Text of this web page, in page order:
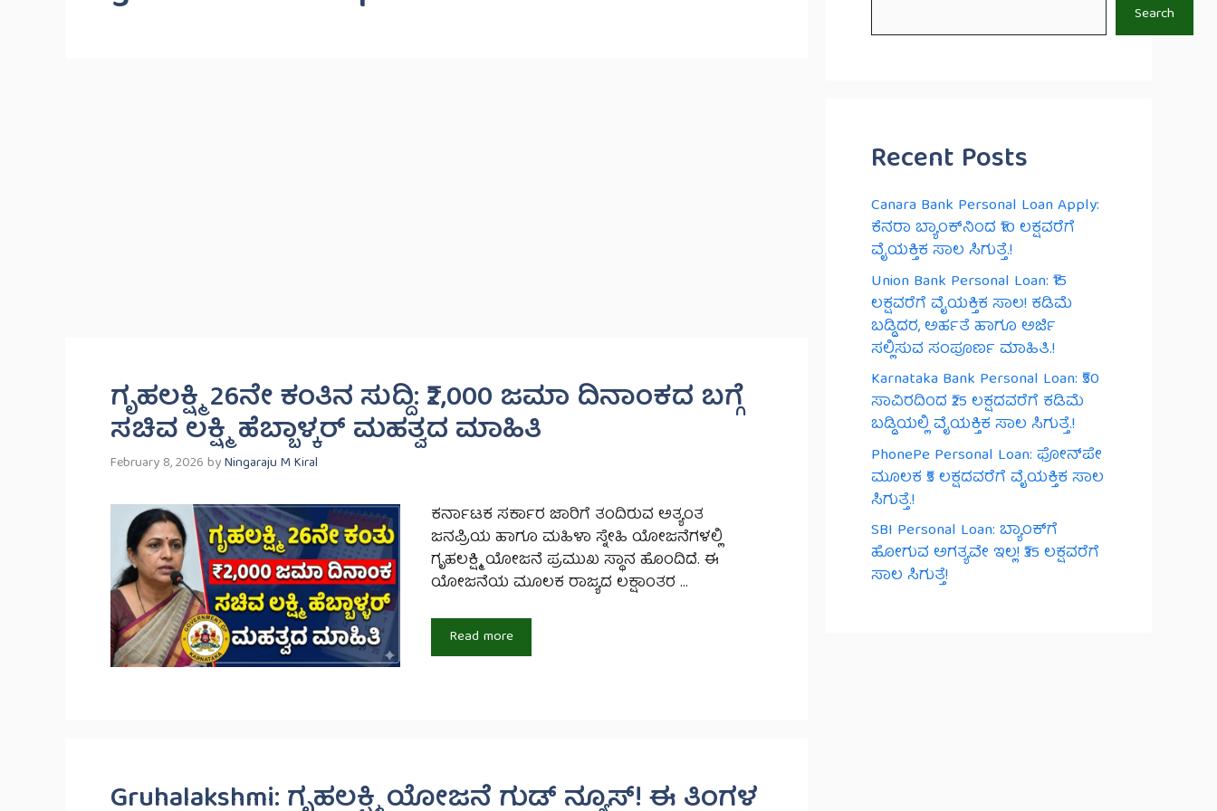
ಗೃಹಲಕ್ಷ್ಮಿ 26ನೇ ಕಂತಿನ ಸುದ್ದಿ: ₹2,000 ಜಮಾ ದಿನಾಂಕದ ಬಗ್ಗೆ
ಸಚಿವ ಲಕ್ಷ್ಮಿ ಹೆಬ್ಬಾಳ್ಕರ್ ಮಹತ್ವದ ಮಾಹಿತಿ
February 8, 2026byNingaraju M Kiral
ಕರ್ನಾಟಕ ಸರ್ಕಾರ ಜಾರಿಗೆ ತಂದಿರುವ ಅತ್ಯಂತ
ಜನಪ್ರಿಯ ಹಾಗೂ ಮಹಿಳಾ ಸ್ನೇಹಿ ಯೋಜನೆಗಳಲ್ಲಿ
ಗೃಹಲಕ್ಷ್ಮಿ ಯೋಜನೆ ಪ್ರಮುಖ ಸ್ಥಾನ ಹೊಂದಿದೆ. ಈ
ಯೋಜನೆಯ ಮೂಲಕ ರಾಜ್ಯದ ಲಕ್ಷಾಂತರ …
Read more
Gruhalakshmi: ಗೃಹಲಕ್ಷ್ಮಿ ಯೋಜನೆ ಗುಡ್ ನ್ಯೂಸ್! ಈ ತಿಂಗಳ
Search
Recent Posts
Canara Bank Personal Loan Apply:
ಕೆನರಾ ಬ್ಯಾಂಕ್‌ನಿಂದ ₹10 ಲಕ್ಷವರೆಗೆ
ವೈಯಕ್ತಿಕ ಸಾಲ ಸಿಗುತ್ತೆ.!
Union Bank Personal Loan: ₹15
ಲಕ್ಷವರೆಗೆ ವೈಯಕ್ತಿಕ ಸಾಲ! ಕಡಿಮೆ
ಬಡ್ಡಿದರ, ಅರ್ಹತೆ ಹಾಗೂ ಅರ್ಜಿ
ಸಲ್ಲಿಸುವ ಸಂಪೂರ್ಣ ಮಾಹಿತಿ.!
Karnataka Bank Personal Loan: ₹50
ಸಾವಿರದಿಂದ ₹25 ಲಕ್ಷದವರೆಗೆ ಕಡಿಮೆ
ಬಡ್ಡಿಯಲ್ಲಿ ವೈಯಕ್ತಿಕ ಸಾಲ ಸಿಗುತ್ತೆ.!
PhonePe Personal Loan: ಫೋನ್‌ಪೇ
ಮೂಲಕ ₹5 ಲಕ್ಷದವರೆಗೆ ವೈಯಕ್ತಿಕ ಸಾಲ
ಸಿಗುತ್ತೆ.!
SBI Personal Loan: ಬ್ಯಾಂಕ್‌ಗೆ
ಹೋಗುವ ಅಗತ್ಯವೇ ಇಲ್ಲ! ₹35 ಲಕ್ಷವರೆಗೆ
ಸಾಲ ಸಿಗುತ್ತೆ!